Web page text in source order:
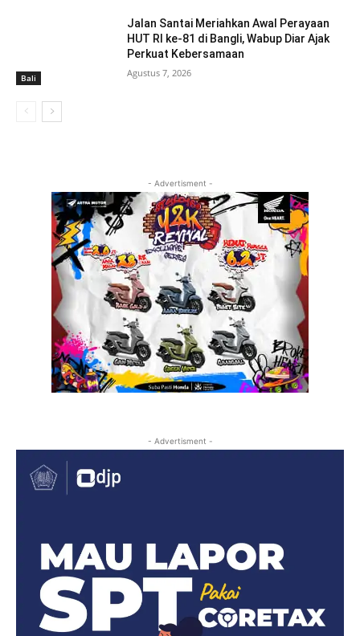
Bali
Jalan Santai Meriahkan Awal Perayaan
HUT RI ke-81 di Bangli, Wabup Diar Ajak
Perkuat Kebersamaan
Agustus 7, 2026
- Advertisment -
- Advertisment -